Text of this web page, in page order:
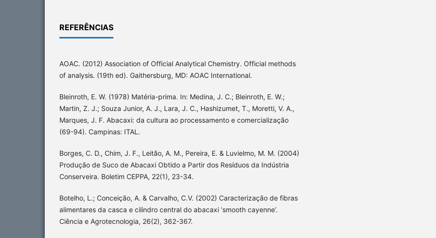
REFERÊNCIAS
AOAC. (2012) Association of Official Analytical Chemistry. Official methods
of analysis. (19th ed). Gaithersburg, MD: AOAC International.
Bleinroth, E. W. (1978) Matéria-prima. In: Medina, J. C.; Bleinroth, E. W.;
Martin, Z. J.; Souza Junior, A. J., Lara, J. C., Hashizumet, T., Moretti, V. A.,
Marques, J. F. Abacaxi: da cultura ao processamento e comercialização
(69-94). Campinas: ITAL.
Borges, C. D., Chim, J. F., Leitão, A. M., Pereira, E. & Luvielmo, M. M. (2004)
Produção de Suco de Abacaxi Obtido a Partir dos Resíduos da Indústria
Conserveira. Boletim CEPPA, 22(1), 23-34.
Botelho, L.; Conceição, A. & Carvalho, C.V. (2002) Caracterização de fibras
alimentares da casca e cilindro central do abacaxi ‘smooth cayenne’.
Ciência e Agrotecnologia, 26(2), 362-367.